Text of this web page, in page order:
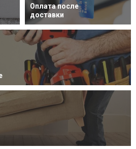
Оплата после
доставки